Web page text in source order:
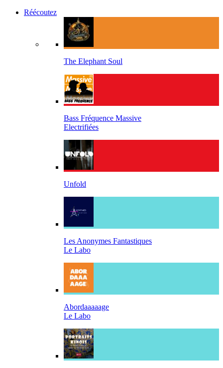
Réécoutez
The Elephant Soul
Bass Fréquence Massive
Electrifiées
Unfold
Les Anonymes Fantastiques
Le Labo
Abordaaaaage
Le Labo